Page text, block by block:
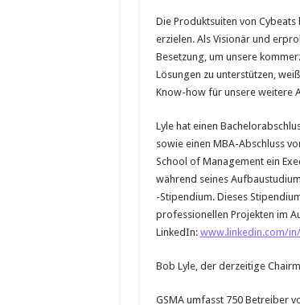
Die Produktsuiten von
erzielen. Als Visionär und
Besetzung, um unsere
Lösungen zu unterstützen,
Know-how für unsere weitere
Lyle hat einen
sowie einen MBA-Abschluss
School of Management ein
während seines
-Stipendium. Dieses
professionellen Projekten im
LinkedIn: www.linkedin.com/
Bob Lyle, der derzeitige
GSMA umfasst 750 Betreiber